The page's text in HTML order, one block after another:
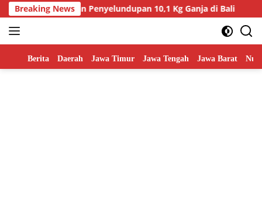
Skip
to
content
Breaking News
Gagalkan Penyelundupan 10,1 Kg Ganja di Bali
Home
Berita Daerah Jawa Timur Jawa Tengah Jawa Barat